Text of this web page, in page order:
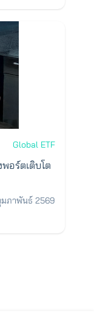
Global ETF
พอร์ตเติบโต
ภาพันธ์ 2569